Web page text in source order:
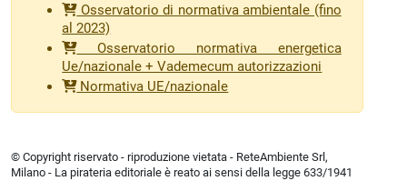
Osservatorio di normativa ambientale (fino
al 2023)
Osservatorio normativa energetica
Ue/nazionale + Vademecum autorizzazioni
Normativa UE/nazionale
© Copyright riservato - riproduzione vietata - ReteAmbiente Srl,
Milano - La pirateria editoriale è reato ai sensi della legge 633/1941